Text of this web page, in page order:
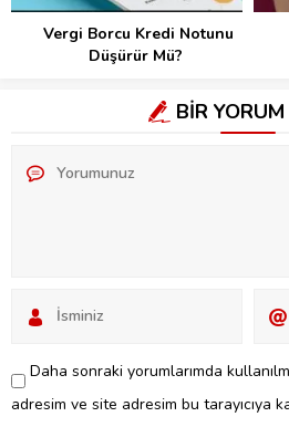
Vergi Borcu Kredi Notunu
Düşürür Mü?
BİR
Daha sonraki yorumlarımda
adresim ve site adresim bu tarayıcıya